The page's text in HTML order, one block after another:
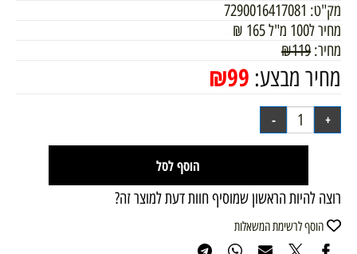
מק"ט: 7290016417081
מחיר ל100 מ"ל
165
₪
מחיר:
₪119
מחיר מבצע: ₪99
הוסף לסל
רוצה להיות הראשון שמוסיף חוות דעת למוצר זה?
הוסף לרשימת המשאלות